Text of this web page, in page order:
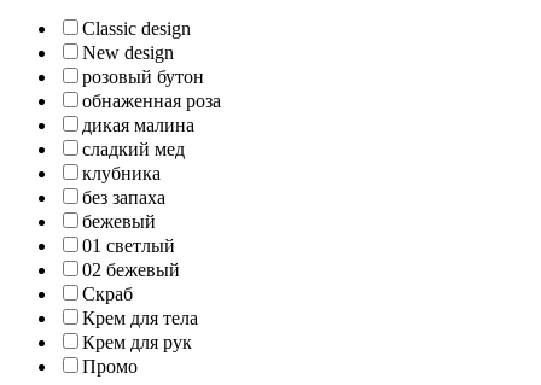
Classic design
New design
розовый бутон
обнаженная роза
дикая малина
сладкий мед
клубника
без запаха
бежевый
01 светлый
02 бежевый
Скраб
Крем для тела
Крем для рук
Промо